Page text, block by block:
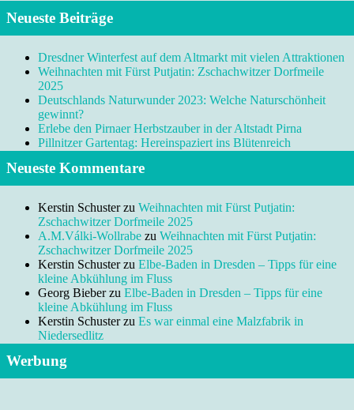
Neueste Beiträge
Dresdner Winterfest auf dem Altmarkt mit vielen Attraktionen
Weihnachten mit Fürst Putjatin: Zschachwitzer Dorfmeile
2025
Deutschlands Naturwunder 2023: Welche Naturschönheit
gewinnt?
Erlebe den Pirnaer Herbstzauber in der Altstadt Pirna
Pillnitzer Gartentag: Hereinspaziert ins Blütenreich
Neueste Kommentare
Kerstin Schusterzu Weihnachten mit Fürst Putjatin:
Zschachwitzer Dorfmeile 2025
A.M.Válki-Wollrabe zu Weihnachten mit Fürst Putjatin:
Zschachwitzer Dorfmeile 2025
Kerstin Schusterzu Elbe-Baden in Dresden – Tipps für eine
kleine Abkühlung im Fluss
Georg Bieberzu Elbe-Baden in Dresden – Tipps für eine
kleine Abkühlung im Fluss
Kerstin Schusterzu Es war einmal eine Malzfabrik in
Niedersedlitz
Werbung